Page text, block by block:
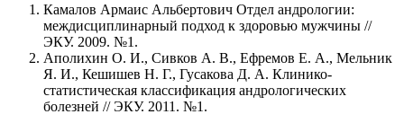
Камалов Армаис Альбертович Отдел андрологии:
междисциплинарный подход к здоровью мужчины //
ЭКУ. 2009. №1.
Аполихин О. И., Сивков А. В., Ефремов Е. А., Мельник
Я. И., Кешишев Н. Г., Гусакова Д. А. Клинико-
статистическая классификация андрологических
болезней // ЭКУ. 2011. №1.